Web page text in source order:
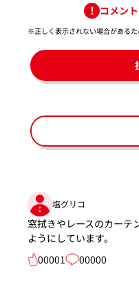
コメン
※正しく表示されない場合があるた
塩グリコ
窓拭きやレースのカーテ
ようにしています。
00001
00000